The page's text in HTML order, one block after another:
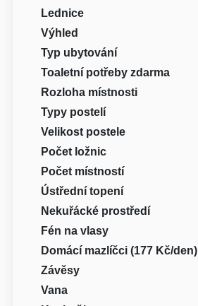
Lednice
Výhled
Typ ubytování
Toaletní potřeby zdarma
Rozloha místnosti
Typy postelí
Velikost postele
Počet ložnic
Počet místností
Ústřední topení
Nekuřácké prostředí
Fén na vlasy
Domácí mazlíčci (177 Kč/den)
Závěsy
Vana